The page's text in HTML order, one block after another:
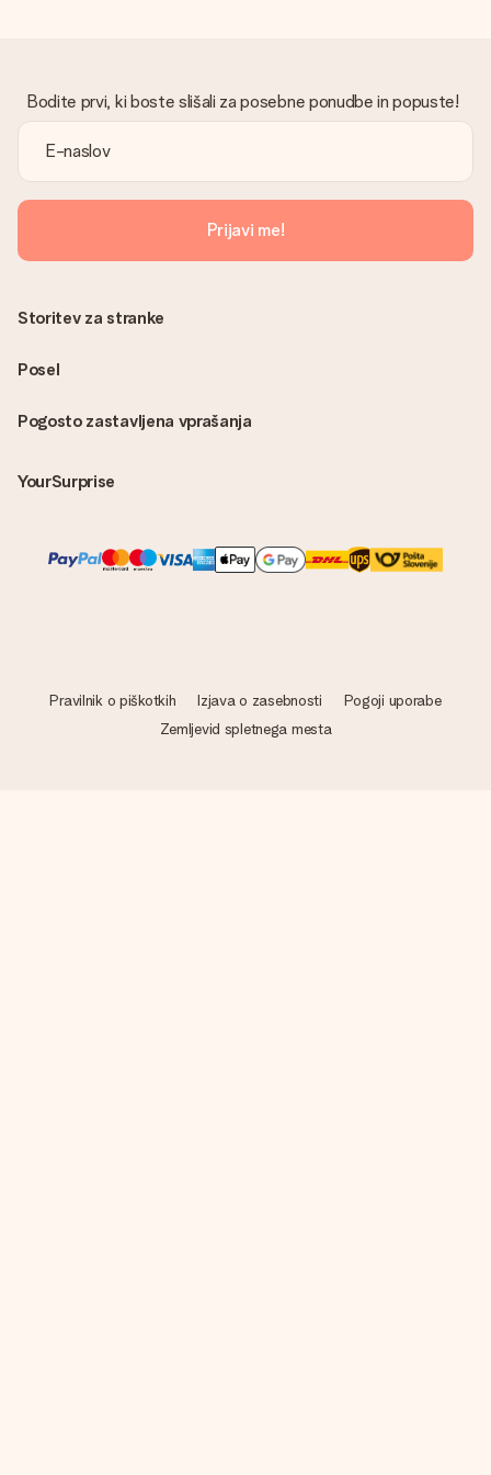
Bodite prvi, ki boste slišali za posebne ponudbe in popuste!
Prijavi me!
Pogosto zastavljena vprašanja
YourSurprise
Storitev za stranke
Posel
Pravilnik o piškotkih Izjava o zasebnosti
Pogoji uporabe
Zemljevid spletnega mesta